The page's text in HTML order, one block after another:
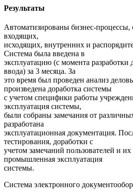
Результаты
Автоматизированы бизнес-процессы,
входящих,
исходящих, внутренних и
Система была введена в
эксплуатацию (с момента разработки
ввода) за 3 месяца. За
это время был проведен анализ
произведена доработка системы
с учетом специфики работы
эксплуатация системы,
были собраны замечания от
разработана
эксплуатационная документация.
тестирования, доработки с
учетом замечаний пользователей и их
промышленная эксплуатация
системы.
Система электронного